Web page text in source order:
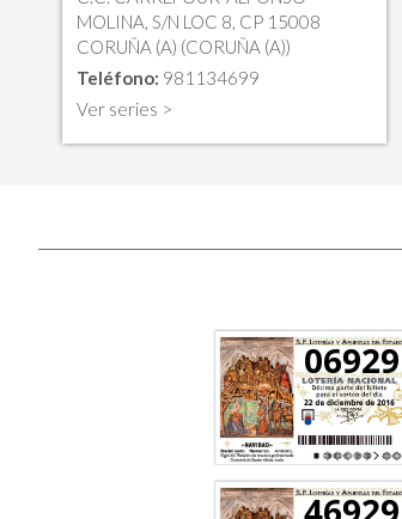
MOLINA, S/N LOC 8, CP 15008
CORUÑA (A) (CORUÑA (A))
Teléfono: 981134699
Ver series >
06929